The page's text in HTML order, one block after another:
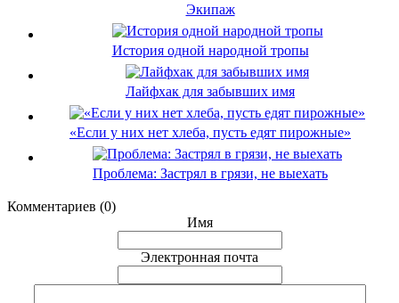
Экипаж
История одной народной тропы
Лайфхак для забывших имя
«Если у них нет хлеба, пусть едят пирожные»
Проблема: Застрял в грязи, не выехать
Комментариев (0)
Имя
Электронная почта